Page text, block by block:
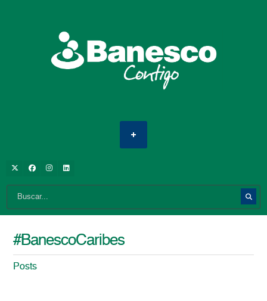
#BanescoCaribes
Posts